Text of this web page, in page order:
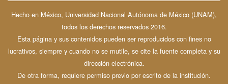
Hecho en México, Universidad Nacional Autónoma de México (UNAM),
todos los derechos reservados 2016.
Esta página y sus contenidos pueden ser reproducidos con fines no
lucrativos, siempre y cuando no se mutile, se cite la fuente completa y su
dirección electrónica.
De otra forma, requiere permiso previo por escrito de la institución.